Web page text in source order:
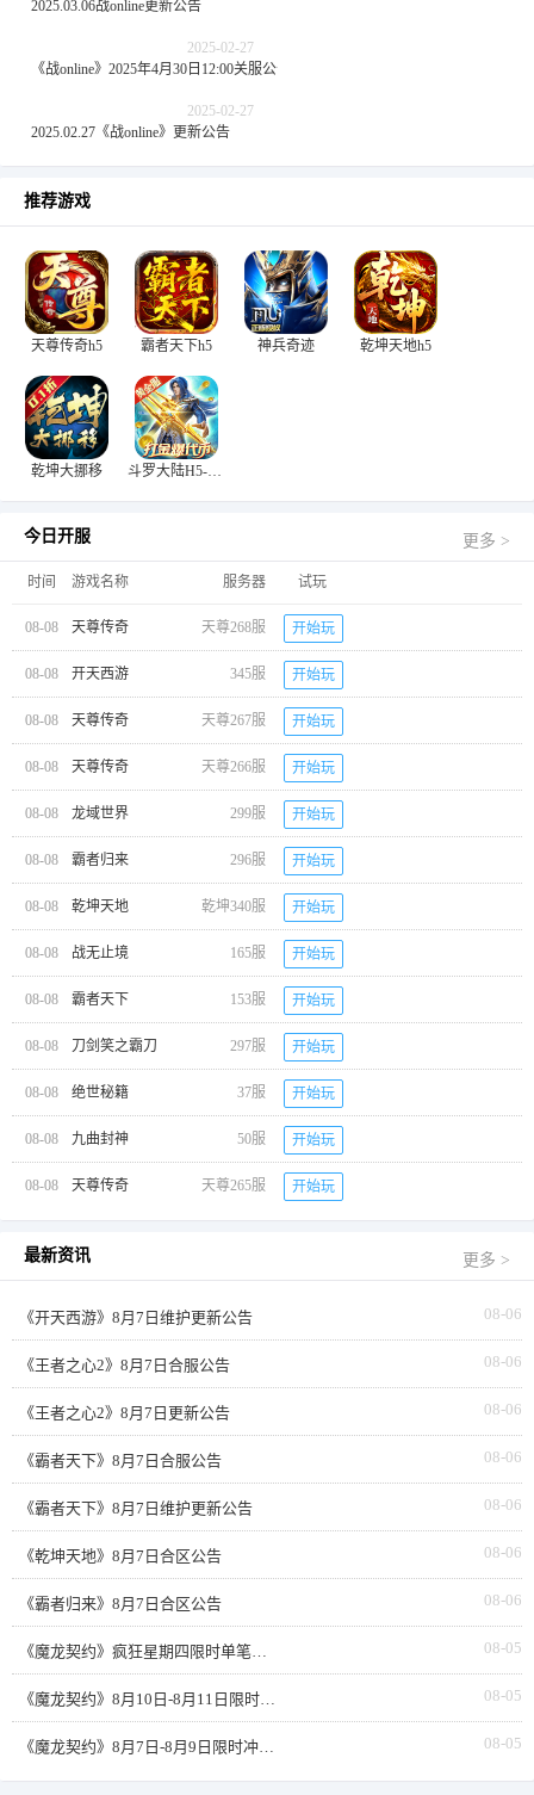
2025.03.06战online更新公告
2025-02-27
《战online》2025年4月30日12:00关服公告
2025-02-27
2025.02.27《战online》更新公告
推荐游戏
天尊传奇h5 霸者天下h5 神兵奇迹 乾坤天地h5
乾坤大挪移 斗罗大陆H5-极速黄金版
今日开服 更多 >
时间 游戏名称 服务器 试玩
08-08 天尊传奇 天尊268服 开始玩
08-08 开天西游 345服 开始玩
08-08 天尊传奇 天尊267服 开始玩
08-08 天尊传奇 天尊266服 开始玩
08-08 龙域世界 299服 开始玩
08-08 霸者归来 296服 开始玩
08-08 乾坤天地 乾坤340服 开始玩
08-08 战无止境 165服 开始玩
08-08 霸者天下 153服 开始玩
08-08 刀剑笑之霸刀 297服 开始玩
08-08 绝世秘籍 37服 开始玩
08-08 九曲封神 50服 开始玩
08-08 天尊传奇 天尊265服 开始玩
最新资讯 更多 >
08-06
《开天西游》8月7日维护更新公告
08-06
《王者之心2》8月7日合服公告
08-06
《王者之心2》8月7日更新公告
08-06
《霸者天下》8月7日合服公告
08-06
《霸者天下》8月7日维护更新公告
08-06
《乾坤天地》8月7日合区公告
08-06
《霸者归来》8月7日合区公告
08-05
《魔龙契约》疯狂星期四限时单笔返利
08-05
《魔龙契约》8月10日-8月11日限时活动累充
08-05
《魔龙契约》8月7日-8月9日限时冲榜活动